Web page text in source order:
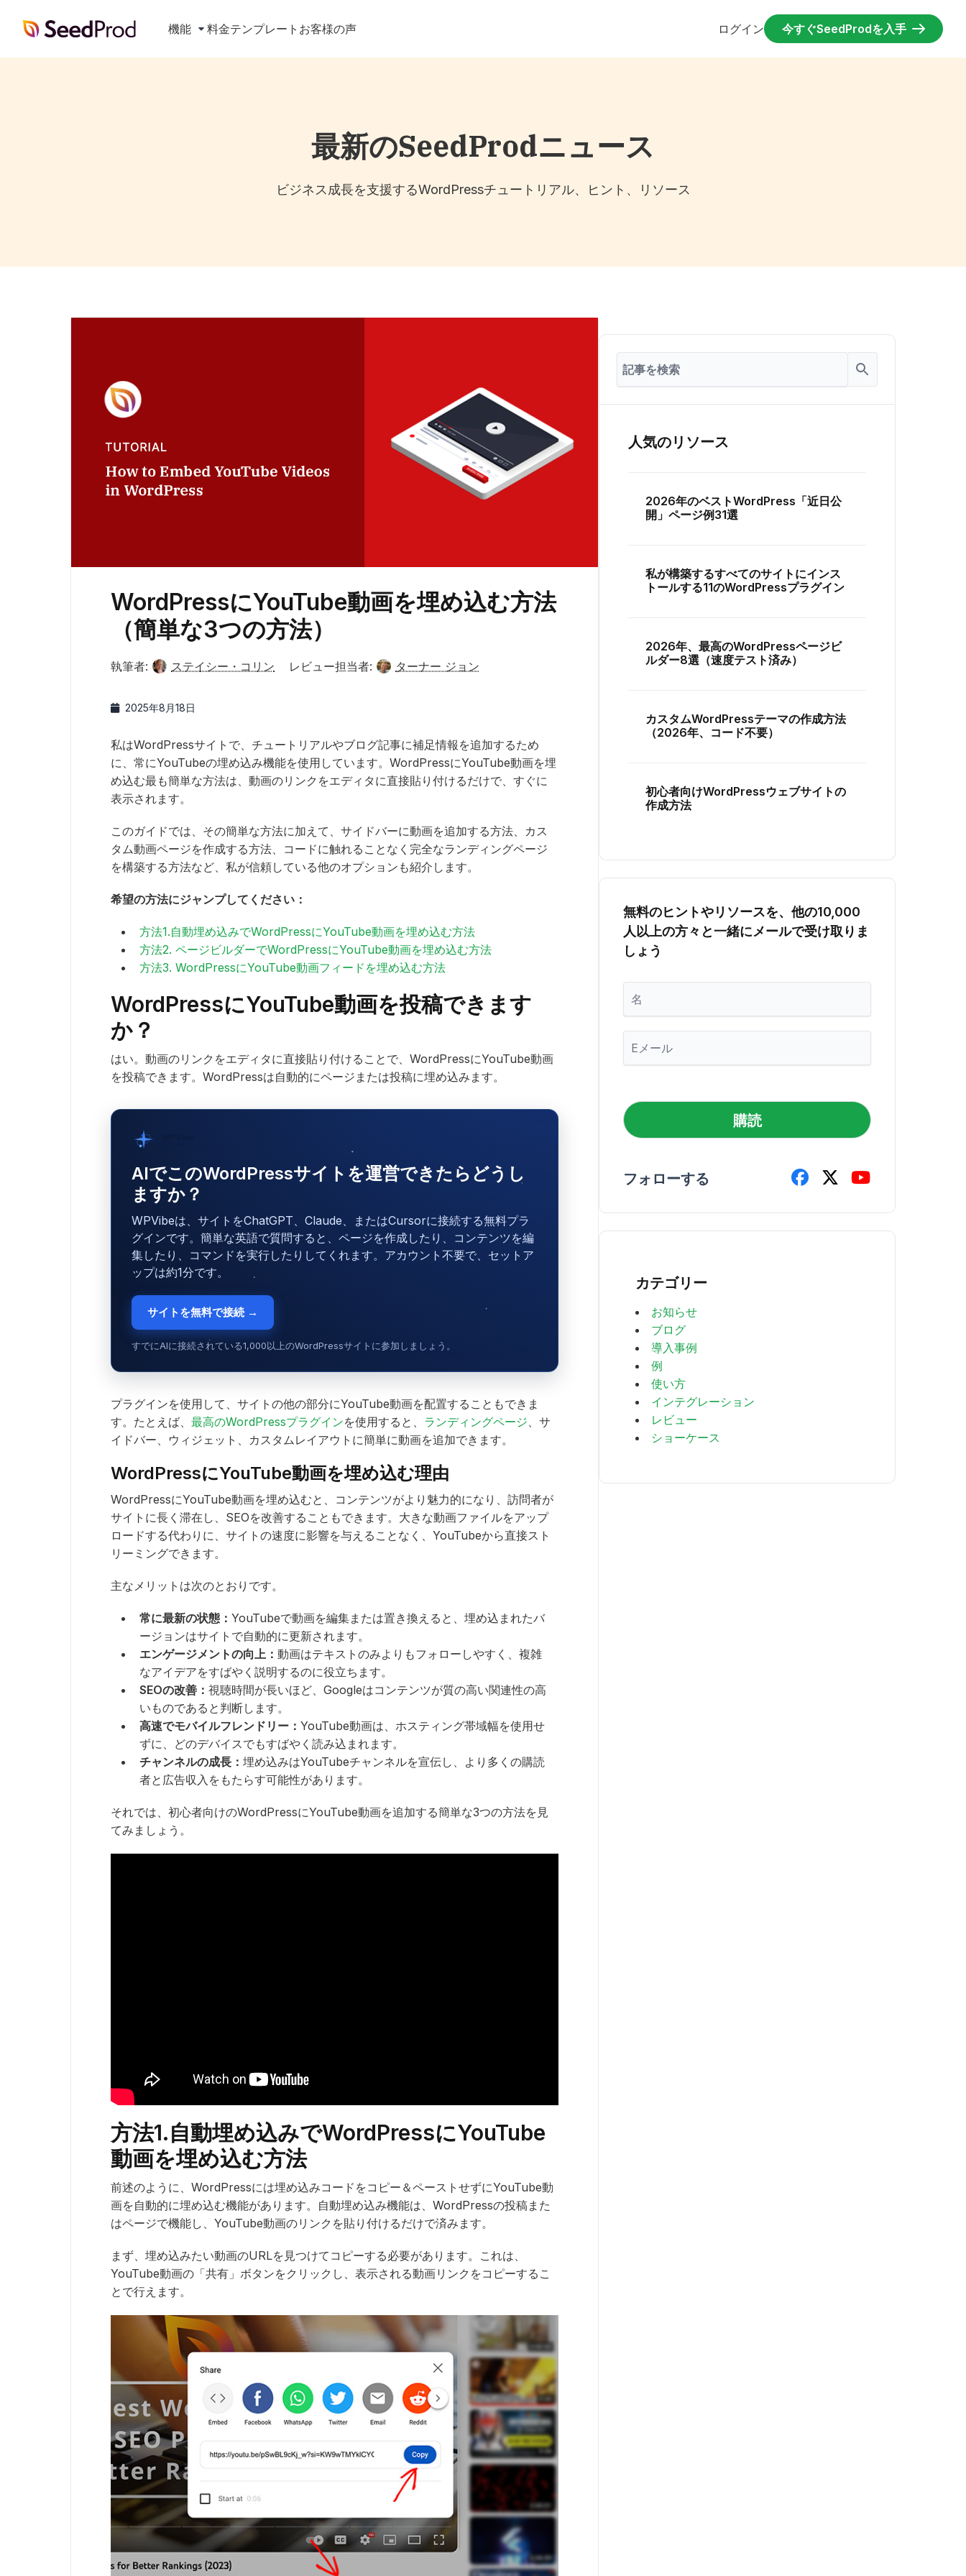
SeedProd 機能 料金テンプレート お客様の声 ログイン 今すぐSeedProdを入手
最新のSeedProdニュース
ビジネス成長を支援するWordPressチュートリアル、ヒント、リソース
WordPressにYouTube動画を埋め込む方法
（簡単な3つの方法）
執筆者: ステイシー・コリン レビュー担当者: ターナー ジョン
2025年8月18日
私はWordPressサイトで、チュートリアルやブログ記事に補足情報を追加するため
に、常にYouTubeの埋め込み機能を使用しています。WordPressにYouTube動画を埋
め込む最も簡単な方法は、動画のリンクをエディタに直接貼り付けるだけで、すぐに
表示されます。
このガイドでは、その簡単な方法に加えて、サイドバーに動画を追加する方法、カス
タム動画ページを作成する方法、コードに触れることなく完全なランディングページ
を構築する方法など、私が信頼している他のオプションも紹介します。
希望の方法にジャンプしてください：
方法1.自動埋め込みでWordPressにYouTube動画を埋め込む方法
方法2. ページビルダーでWordPressにYouTube動画を埋め込む方法
方法3. WordPressにYouTube動画フィードを埋め込む方法
WordPressにYouTube動画を投稿できます
か？
はい。動画のリンクをエディタに直接貼り付けることで、WordPressにYouTube動画
を投稿できます。WordPressは自動的にページまたは投稿に埋め込みます。
AIでこのWordPressサイトを運営できたらどうし
ますか？
WPVibeは、サイトをChatGPT、Claude、またはCursorに接続する無料プラ
グインです。簡単な英語で質問すると、ページを作成したり、コンテンツを編
集したり、コマンドを実行したりしてくれます。アカウント不要で、セットア
ップは約1分です。
サイトを無料で接続 →
すでにAIに接続されている1,000以上のWordPressサイトに参加しましょう。
プラグインを使用して、サイトの他の部分にYouTube動画を配置することもできま
す。たとえば、 最高のWordPressプラグインを使用すると、 ランディングページ 、サ
イドバー、ウィジェット、カスタムレイアウトに簡単に動画を追加できます。
WordPressにYouTube動画を埋め込む理由
WordPressにYouTube動画を埋め込むと、コンテンツがより魅力的になり、訪問者が
サイトに長く滞在し、SEOを改善することもできます。大きな動画ファイルをアップ
ロードする代わりに、サイトの速度に影響を与えることなく、YouTubeから直接スト
リーミングできます。
主なメリットは次のとおりです。
常に最新の状態： YouTubeで動画を編集または置き換えると、埋め込まれたバ
ージョンはサイトで自動的に更新されます。
エンゲージメントの向上： 動画はテキストのみよりもフォローしやすく、複雑
なアイデアをすばやく説明するのに役立ちます。
SEOの改善： 視聴時間が長いほど、Googleはコンテンツが質の高い関連性の高
いものであると判断します。
高速でモバイルフレンドリー： YouTube動画は、ホスティング帯域幅を使用せ
ずに、どのデバイスでもすばやく読み込まれます。
チャンネルの成長： 埋め込みはYouTubeチャンネルを宣伝し、より多くの購読
者と広告収入をもたらす可能性があります。
それでは、初心者向けのWordPressにYouTube動画を追加する簡単な3つの方法を見
てみましょう。
方法1.自動埋め込みでWordPressにYouTube
動画を埋め込む方法
前述のように、WordPressには埋め込みコードをコピー＆ペーストせずにYouTube動
画を自動的に埋め込む機能があります。自動埋め込み機能は、WordPressの投稿また
はページで機能し、YouTube動画のリンクを貼り付けるだけで済みます。
まず、埋め込みたい動画のURLを見つけてコピーする必要があります。これは、
YouTube動画の「共有」ボタンをクリックし、表示される動画リンクをコピーするこ
とで行えます。
人気のリソース
2026年のベストWordPress「近日公
開」ページ例31選
私が構築するすべてのサイトにインス
トールする11のWordPressプラグイン
2026年、最高のWordPressページビ
ルダー8選（速度テスト済み）
カスタムWordPressテーマの作成方法
（2026年、コード不要）
初心者向けWordPressウェブサイトの
作成方法
無料のヒントやリソースを、他の10,000
人以上の方々と一緒にメールで受け取りま
しょう
ー
ル
購読
フォローする
カテゴリー
お知らせ
ブログ
導入事例
例
使い方
インテグレーション
レビュー
ショーケース